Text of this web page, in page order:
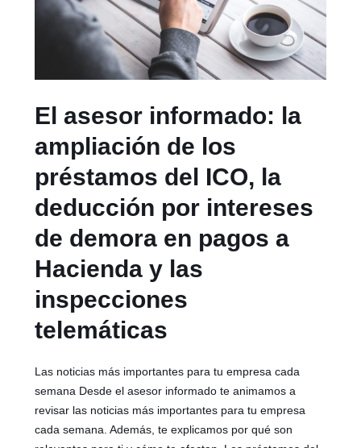
El asesor informado: la
ampliación de los
préstamos del ICO, la
deducción por intereses
de demora en pagos a
Hacienda y las
inspecciones
telemáticas
Las noticias más importantes para tu empresa cada
semana Desde el asesor informado te animamos a
revisar las noticias más importantes para tu empresa
cada semana. Además, te explicamos por qué son